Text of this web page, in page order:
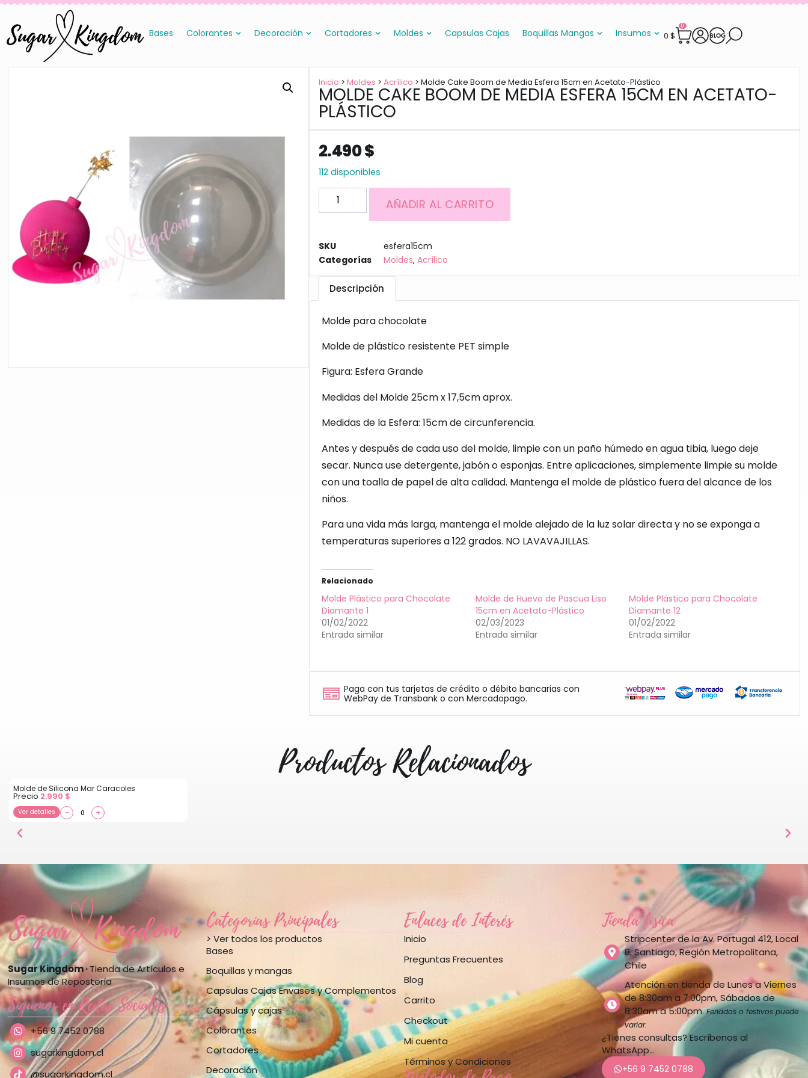
Bases Colorantes Decoración Cortadores Moldes Capsulas Cajas Boquillas Mangas Insumos 0 $
0
Inicio > Moldes > Acrílico > Molde Cake Boom de Media Esfera 15cm en Acetato-Plástico
MOLDE CAKE BOOM DE MEDIA ESFERA 15CM EN ACETATO-
PLÁSTICO
2.490$
112 disponibles
AÑADIR AL CARRITO
SKU
esfera15cm
Categorías
Moldes, Acrílico
Descripción
Molde para chocolate
Moldede plástico resistente PET simple
Figura: Esfera Grande
Medidas del Molde 25cm x 17,5cm aprox.
Medidas de la Esfera: 15cm de circunferencia.
Antes y después de cada uso del molde, limpie con un paño húmedo en agua tibia, luego deje
secar. Nunca use detergente, jabón o esponjas. Entre aplicaciones, simplemente limpie su molde
con una toalla de papel de alta calidad. Mantenga el molde de plástico fuera del alcance de los
niños.
Para una vida más larga, mantenga el molde alejado de la luz solar directa y no se exponga a
temperaturas superiores a 122 grados. NO LAVAVAJILLAS.
Relacionado
Molde Plástico para Chocolate
Diamante 1
01/02/2022
Entrada similar
Molde de Huevo de Pascua Liso
15cm en Acetato-Plástico
02/03/2023
Entrada similar
Molde Plástico para Chocolate
Diamante 12
01/02/2022
Entrada similar
Paga con tus tarjetas de crédito o débito bancarias con
WebPay de Transbank o con Mercadopago.
Productos Relacionados
Molde de Silicona Mar Caracoles
Precio 2.990 $
Ver detalles − +
Sugar Kingdom ·Tienda de Artículos e
Insumos de Repostería
Síguenos en Redes Sociales
+56 9 7452 0788
sugarkingdom.cl
@sugarkingdom.cl
Categorías Principales
> Ver todos los productos
Bases
Boquillas y mangas
Capsulas Cajas Envases y Complementos
Cápsulas y cajas
Colorantes
Cortadores
Decoración
Enlaces de Interés
Inicio
Preguntas Frecuentes
Blog
Carrito
Checkout
Mi cuenta
Términos y Condiciones
Tienda física
Stripcenter de la Av. Portugal 412, Local
8, Santiago, Región Metropolitana,
Chile
Atención en tienda de Lunes a Viernes
de 8:30am a 7:00pm, Sábados de
8:30am a 5:00pm.Feriados o festivos puede
variar.
¿Tienes consultas? Escríbenos al
WhatsApp…
+56 9 7452 0788